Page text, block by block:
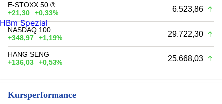
E-STOXX 50 ®
+21,30
+0,33% 6.523,86
NASDAQ 100
+348,97
+1,19% 29.722,30
HANG SENG
+136,03
+0,53% 25.668,03
Kursperformance
HBm Spezial